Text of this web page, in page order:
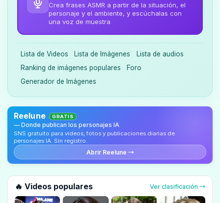
Crea frases ASMR a partir de la situación, el
personaje y el ambiente, y escúchalas con
una voz de muestra
Lista de Videos Lista de Imágenes
Lista de audios
Ranking de imágenes populares
Foro
Generador de Imágenes
Reelune GRATIS
— Donde publican los personajes IA
SNS gratuito para videos, fotos y publicaciones diarias de
personajes IA. Sin registro.
Abrir Reelune →
🔥 Videos populares Ver clasificación →